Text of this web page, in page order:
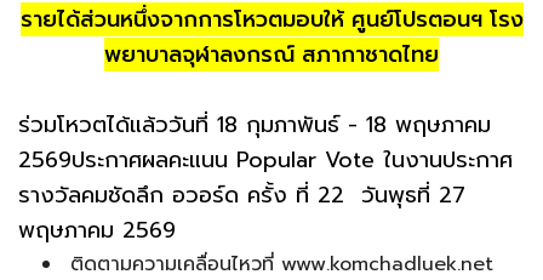
รายได้ส่วนหนึ่งจากการโหวตมอบให้ ศูนย์โปรตอนฯ โรง
พยาบาลจุฬาลงกรณ์ สภากาชาดไทย
ร่วมโหวตได้แล้ววันที่ 18 กุมภาพันธ์ - 18 พฤษภาคม
2569ประกาศผลคะแนน Popular Vote ในงานประกาศ
รางวัลคมชัดลึก อวอร์ด ครั้ง ที่ 22 วันพุธที่ 27
พฤษภาคม 2569
ติดตามความเคลื่อนไหวที่ www.komchadluek.net